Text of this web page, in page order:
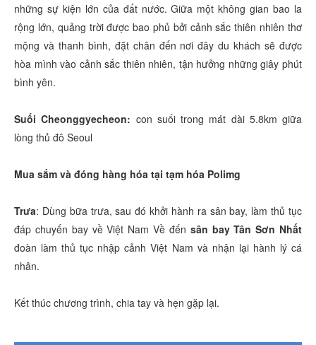
những sự kiện lớn của đất nước. Giữa một không gian bao la
rộng lớn, quảng trời được bao phủ bởi cảnh sắc thiên nhiên thơ
mộng và thanh bình, đặt chân đến nơi đây du khách sẽ được
hòa mình vào cảnh sắc thiên nhiên, tận hưởng những giây phút
bình yên.
Suối Cheonggyecheon: con suối trong mát dài 5.8km giữa
lòng thủ đô Seoul
Mua sắm và đóng hàng hóa tại tạm hóa Polimg
Trưa: Dùng bữa trưa, sau đó khởi hành ra sân bay, làm thủ tục
đáp chuyến bay về Việt Nam Về đến sân bay Tân Sơn Nhất
đoàn làm thủ tục nhập cảnh Việt Nam và nhận lại hành lý cá
nhân.
Kết thúc chương trình, chia tay và hẹn gặp lại.